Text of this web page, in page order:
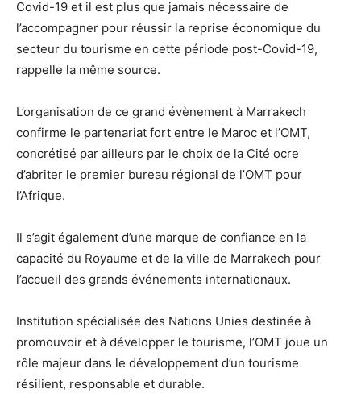
Covid-19 et il est plus que jamais nécessaire de
l’accompagner pour réussir la reprise économique du
secteur du tourisme en cette période post-Covid-19,
rappelle la même source.
L’organisation de ce grand évènement à Marrakech
confirme le partenariat fort entre le Maroc et l’OMT,
concrétisé par ailleurs par le choix de la Cité ocre
d’abriter le premier bureau régional de l’OMT pour
l’Afrique.
Il s’agit également d’une marque de confiance en la
capacité du Royaume et de la ville de Marrakech pour
l’accueil des grands événements internationaux.
Institution spécialisée des Nations Unies destinée à
promouvoir et à développer le tourisme, l’OMT joue un
rôle majeur dans le développement d’un tourisme
résilient, responsable et durable.